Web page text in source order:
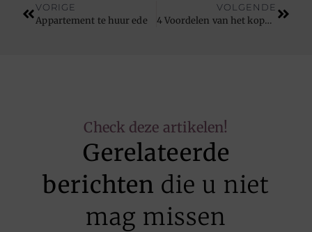
VORIGE
Appartement te huur ede
VOLGENDE
4 Voordelen van het kopen van vintage meubels
Check deze artikelen!
Gerelateerde
berichten die u niet
mag missen